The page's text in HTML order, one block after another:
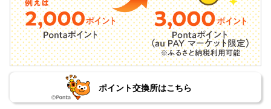
ポイント交換所はこちら